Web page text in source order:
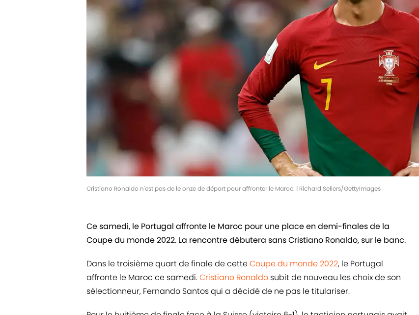
Cristiano Ronaldo n'est pas de le onze de départ pour affronter le Maroc. | Richard Sellers/GettyImages
Ce samedi, le Portugal affronte le Maroc pour une place en demi-finales de la
Coupe du monde 2022. La rencontre débutera sans Cristiano Ronaldo, sur le banc.
Dans le troisième quart de finale de cetteCoupe du monde 2022, le Portugal
affronte le Maroc ce samedi.Cristiano Ronaldo subit de nouveau les choix de son
sélectionneur, Fernando Santos qui a décidé de ne pas le titulariser.